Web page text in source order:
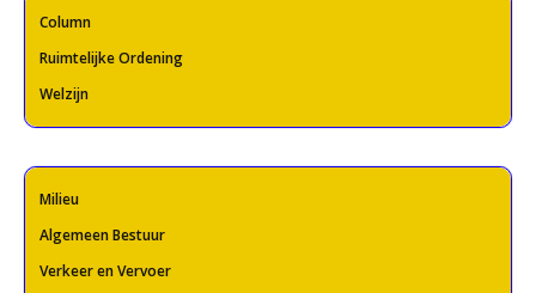
Column
Ruimtelijke Ordening
Welzijn
Milieu
Algemeen Bestuur
Verkeer en Vervoer